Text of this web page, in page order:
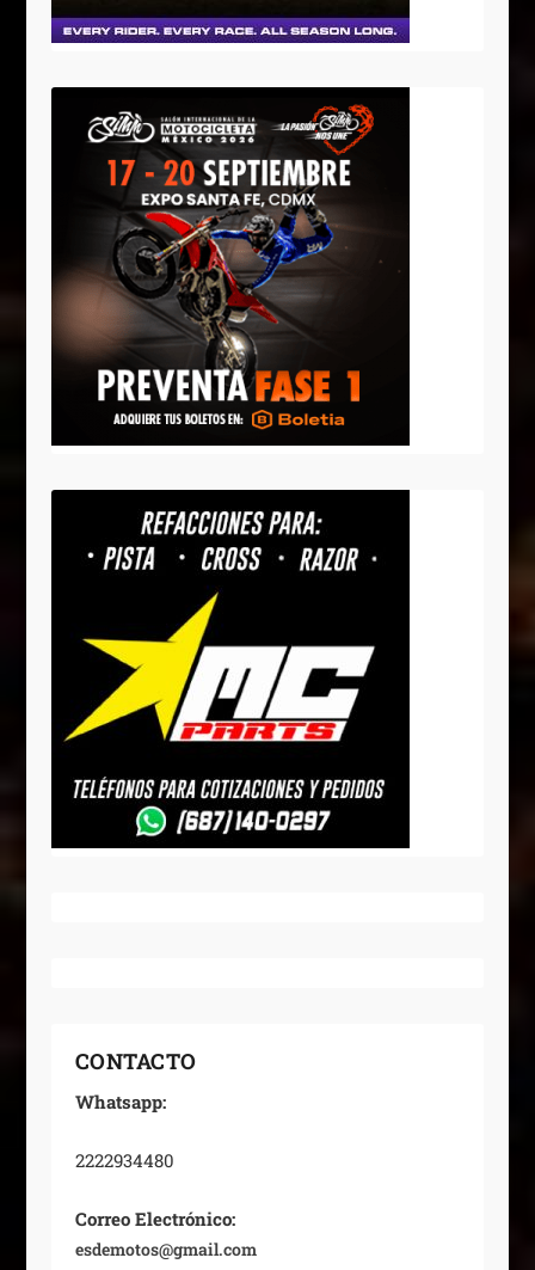
CONTACTO
Whatsapp:
2222934480
Correo Electrónico:
esdemotos@gmail.com